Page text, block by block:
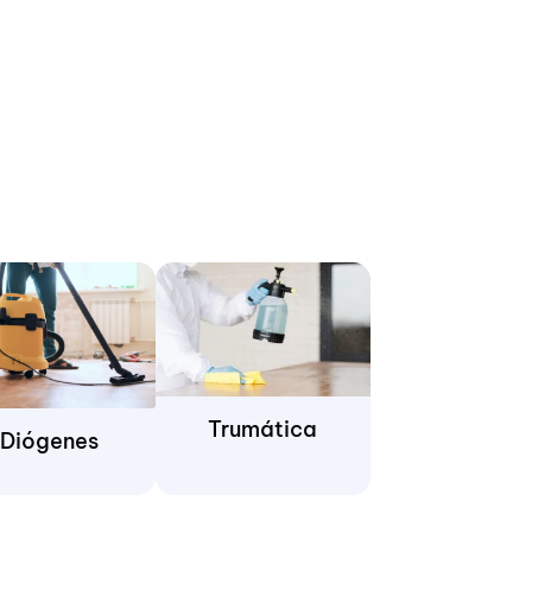
Diógenes Trumática